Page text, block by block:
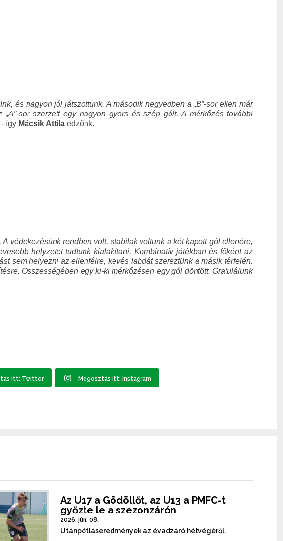
és nagyon jól játszottunk. A második negyedben a „B”-sor ellen már
sor szerzett egy nagyon gyors és szép gólt. A mérkőzés további
- így Mácsik Attila edzőnk.
védekezésünk rendben volt, stabilak voltunk a két kapott gól ellenére,
helyzetet tudtunk kialakítani. Kombinatív játékban és főként az
sem helyezni az ellenfélre, kevés labdát szereztünk a másik térfelén.
Összességében egy ki-ki mérkőzésen egy gól döntött. Gratulálunk
Az U17 a Gödöllőt, az U13 a PMFC-t
győzte le a szezonzárón
2026. jún. 08.
Utánpótláseredmények az évadzáró hétvégéről.